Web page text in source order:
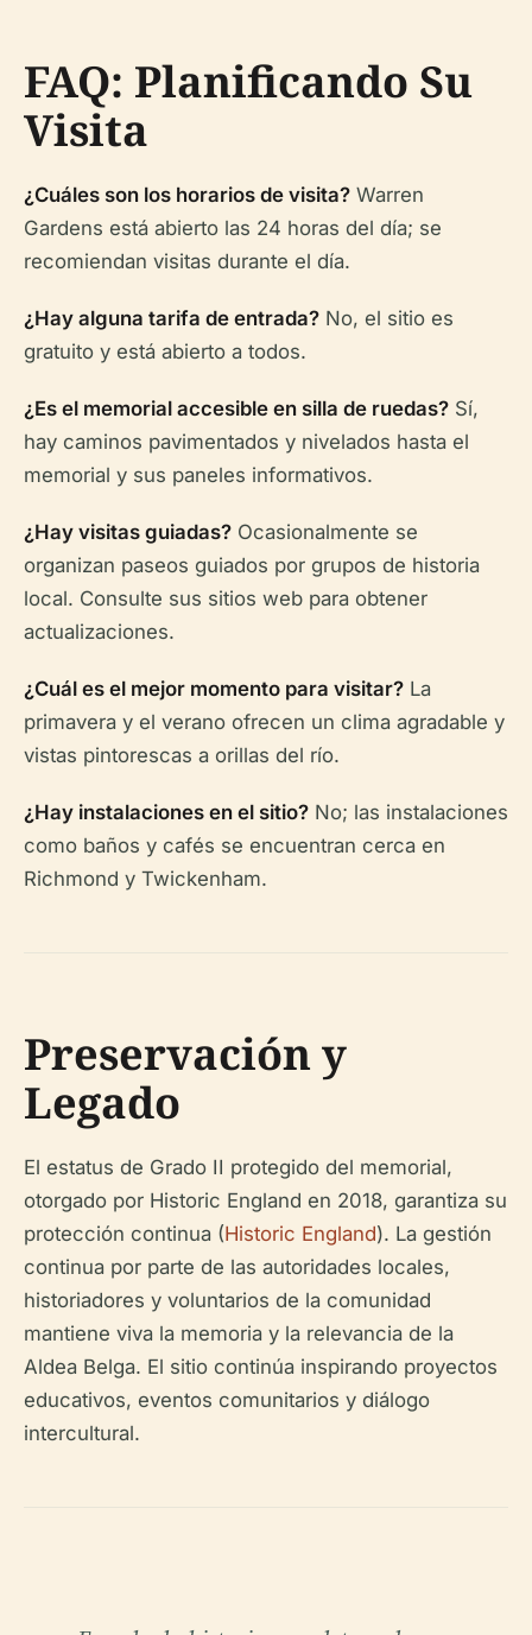
FAQ: Planificando Su
Visita
¿Cuáles son los horarios de visita? Warren
Gardens está abierto las 24 horas del día; se
recomiendan visitas durante el día.
¿Hay alguna tarifa de entrada? No, el sitio es
gratuito y está abierto a todos.
¿Es el memorial accesible en silla de ruedas? Sí,
hay caminos pavimentados y nivelados hasta el
memorial y sus paneles informativos.
¿Hay visitas guiadas? Ocasionalmente se
organizan paseos guiados por grupos de historia
local. Consulte sus sitios web para obtener
actualizaciones.
¿Cuál es el mejor momento para visitar? La
primavera y el verano ofrecen un clima agradable y
vistas pintorescas a orillas del río.
¿Hay instalaciones en el sitio? No; las instalaciones
como baños y cafés se encuentran cerca en
Richmond y Twickenham.
Preservación y
Legado
El estatus de Grado II protegido del memorial,
otorgado por Historic England en 2018, garantiza su
protección continua (Historic England). La gestión
continua por parte de las autoridades locales,
historiadores y voluntarios de la comunidad
mantiene viva la memoria y la relevancia de la
Aldea Belga. El sitio continúa inspirando proyectos
educativos, eventos comunitarios y diálogo
intercultural.